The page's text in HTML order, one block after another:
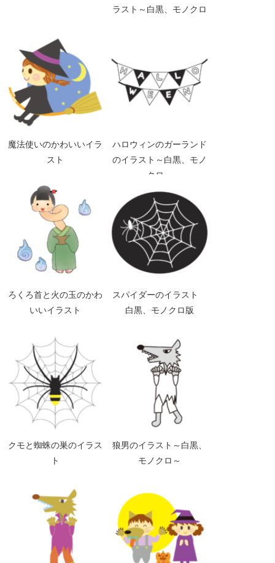
ラスト～白黒、モノクロ
魔法使いのかわいいイラ
スト
ハロウィンのガーランド
のイラスト～白黒、モノ
クロ～
ろくろ首と火の玉のかわ
いいイラスト
スパイダーのイラスト
白黒、モノクロ版
クモと蜘蛛の巣のイラス
ト
狼男のイラスト～白黒、
モノクロ～